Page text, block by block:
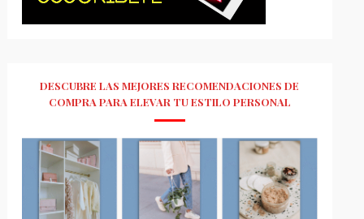
DESCUBRE LAS MEJORES RECOMENDACIONES DE
COMPRA PARA ELEVAR TU ESTILO PERSONAL